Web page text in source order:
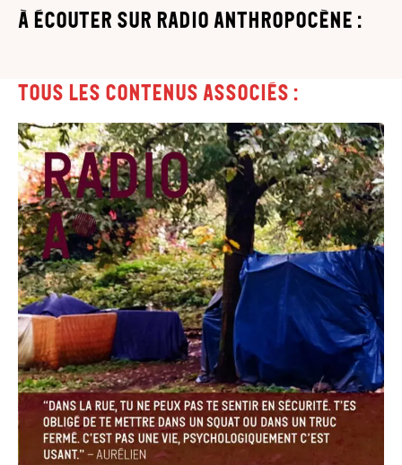
à écouter sur Radio Anthropocène :
Tous les contenus associés :